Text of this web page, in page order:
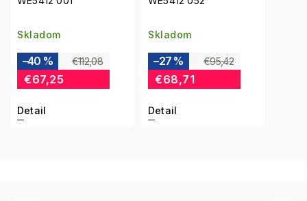
Skladom
€112,08
–40 %
€67,25
Detail
Skladom
€95,42
–27 %
€68,71
Detail